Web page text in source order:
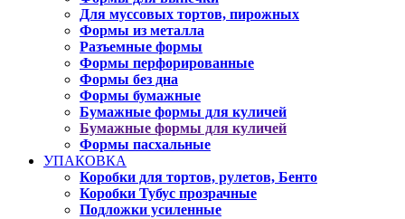
Для муссовых тортов, пирожных
Формы из металла
Разъемные формы
Формы перфорированные
Формы без дна
Формы бумажные
Бумажные формы для куличей
Бумажные формы для куличей
Формы пасхальные
УПАКОВКА
Коробки для тортов, рулетов, Бенто
Коробки Тубус прозрачные
Подложки усиленные